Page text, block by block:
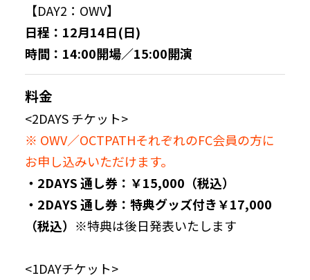
【DAY2：OWV】
日程：12月14日(日)
時間：14:00開場／15:00開演
料金
<2DAYS チケット>
※ OWV／OCTPATHそれぞれのFC会員の方に
お申し込みいただけます。
・2DAYS 通し券：￥15,000（税込）
・2DAYS 通し券：特典グッズ付き￥17,000
（税込） ※特典は後日発表いたします
<1DAYチケット>